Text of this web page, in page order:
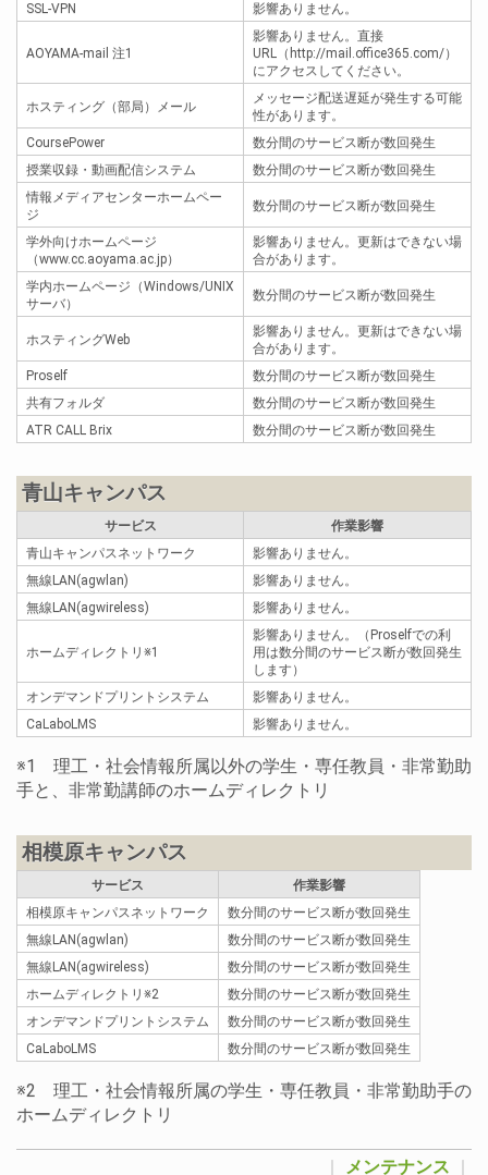
SSL-VPN
影響ありません。
AOYAMA-mail 注1
影響ありません。直接
URL（http://mail.office365.com/）
にアクセスしてください。
ホスティング（部局）メール
メッセージ配送遅延が発生する可能
性があります。
CoursePower
数分間のサービス断が数回発生
授業収録・動画配信システム
数分間のサービス断が数回発生
情報メディアセンターホームペー
ジ
数分間のサービス断が数回発生
学外向けホームページ
（www.cc.aoyama.ac.jp）
影響ありません。更新はできない場
合があります。
学内ホームページ（Windows/UNIX
サーバ）
数分間のサービス断が数回発生
ホスティングWeb
影響ありません。更新はできない場
合があります。
Proself
数分間のサービス断が数回発生
共有フォルダ
数分間のサービス断が数回発生
ATR CALL Brix
数分間のサービス断が数回発生
青山キャンパス
サービス
作業影響
青山キャンパスネットワーク
影響ありません。
無線LAN(agwlan)
影響ありません。
無線LAN(agwireless)
影響ありません。
ホームディレクトリ※1
影響ありません。（Proselfでの利
用は数分間のサービス断が数回発生
します）
オンデマンドプリントシステム
影響ありません。
CaLaboLMS
影響ありません。
※1 理工・社会情報所属以外の学生・専任教員・非常勤助
手と、非常勤講師のホームディレクトリ
相模原キャンパス
サービス
作業影響
相模原キャンパスネットワーク
数分間のサービス断が数回発生
無線LAN(agwlan)
数分間のサービス断が数回発生
無線LAN(agwireless)
数分間のサービス断が数回発生
ホームディレクトリ※2
数分間のサービス断が数回発生
オンデマンドプリントシステム
数分間のサービス断が数回発生
CaLaboLMS
数分間のサービス断が数回発生
※2 理工・社会情報所属の学生・専任教員・非常勤助手の
ホームディレクトリ
メンテナンス